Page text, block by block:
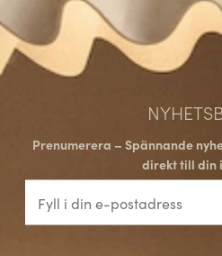
Prenumerera – Spännande
direkt till din